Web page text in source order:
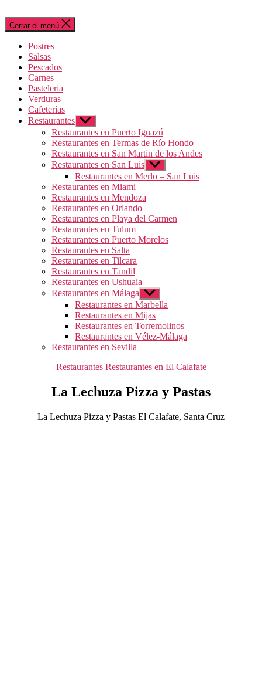
Cerrar el menú
Postres
Salsas
Pescados
Carnes
Pasteleria
Verduras
Cafeterías
Restaurantes Mostrar
el
submenú
Restaurantes en Puerto Iguazú
Restaurantes en Termas de Río Hondo
Restaurantes en San Martín de los Andes
Restaurantes en San Luis Mostrar
el
submenú
Restaurantes en Merlo – San Luis
Restaurantes en Miami
Restaurantes en Mendoza
Restaurantes en Orlando
Restaurantes en Playa del Carmen
Restaurantes en Tulum
Restaurantes en Puerto Morelos
Restaurantes en Salta
Restaurantes en Tilcara
Restaurantes en Tandil
Restaurantes en Ushuaia
Restaurantes en Málaga Mostrar
el
submenú
Restaurantes en Marbella
Restaurantes en Mijas
Restaurantes en Torremolinos
Restaurantes en Vélez-Málaga
Restaurantes en Sevilla
Categorías
Restaurantes Restaurantes en El Calafate
La Lechuza Pizza y Pastas
La Lechuza Pizza y Pastas El Calafate, Santa Cruz